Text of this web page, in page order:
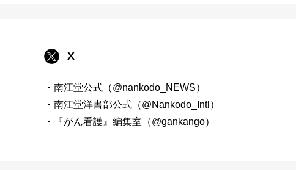
X
・南江堂公式（@nankodo_NEWS）
・南江堂洋書部公式（@Nankodo_Intl）
・『がん看護』編集室（@gankango）